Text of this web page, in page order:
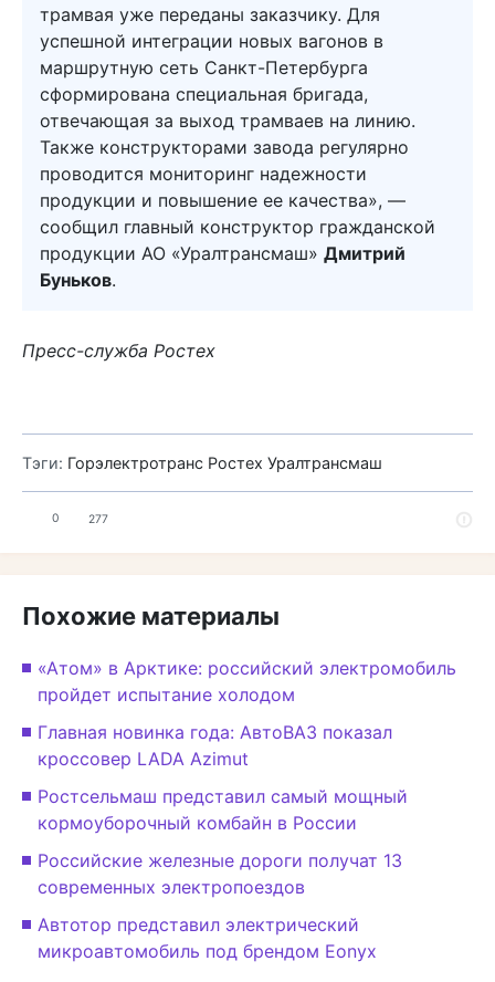
трамвая уже переданы заказчику. Для
успешной интеграции новых вагонов в
маршрутную сеть Санкт-Петербурга
сформирована специальная бригада,
отвечающая за выход трамваев на линию.
Также конструкторами завода регулярно
проводится мониторинг надежности
продукции и повышение ее качества», —
сообщил главный конструктор гражданской
продукции АО «Уралтрансмаш» Дмитрий
Буньков.
Пресс-служба Ростех
Тэги: Горэлектротранс Ростех Уралтрансмаш
0 277
Похожие материалы
«Атом» в Арктике: российский электромобиль
пройдет испытание холодом
Главная новинка года: АвтоВАЗ показал
кроссовер LADA Azimut
Ростсельмаш представил самый мощный
кормоуборочный комбайн в России
Российские железные дороги получат 13
современных электропоездов
Автотор представил электрический
микроавтомобиль под брендом Eonyx